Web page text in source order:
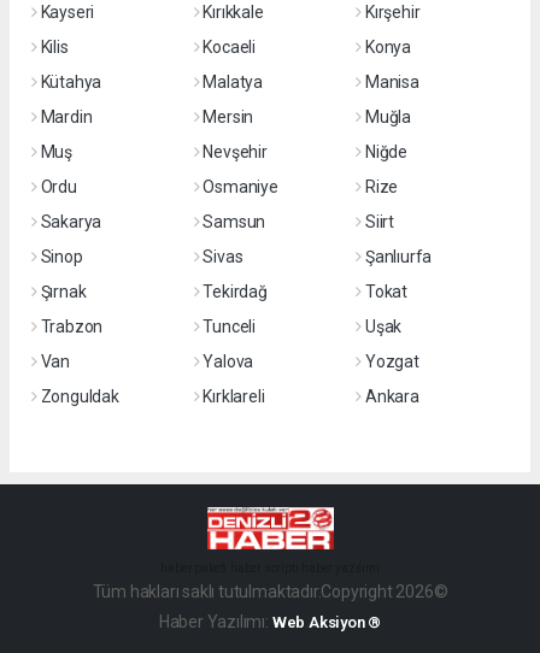
Kayseri
Kırıkkale
Kırşehir
Kilis
Kocaeli
Konya
Kütahya
Malatya
Manisa
Mardin
Mersin
Muğla
Muş
Nevşehir
Niğde
Ordu
Osmaniye
Rize
Sakarya
Samsun
Siirt
Sinop
Sivas
Şanlıurfa
Şırnak
Tekirdağ
Tokat
Trabzon
Tunceli
Uşak
Van
Yalova
Yozgat
Zonguldak
Kırklareli Ankara
Tüm hakları saklı tutulmaktadır.Copyright 2026©
Haber Yazılımı: Web Aksiyon ®